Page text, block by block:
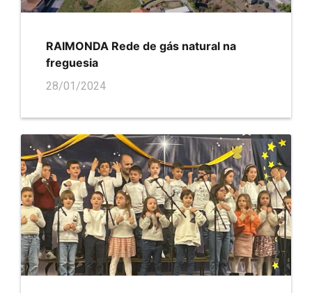
RAIMONDA Rede de gás natural na
freguesia
28/01/2024